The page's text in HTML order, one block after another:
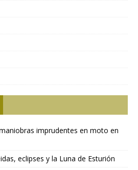
imprudentes en moto en
eclipses y la Luna de Esturión